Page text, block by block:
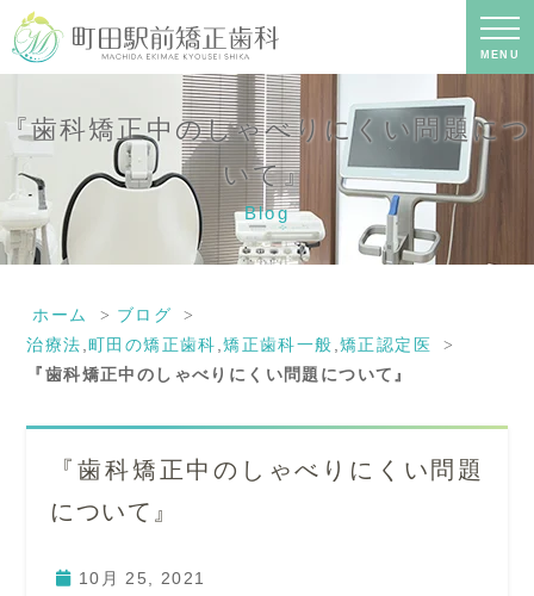
MENU
『歯科矯正中のしゃべりにくい問題に
ついて』｜町田の矯正歯科専門の歯科
医院｜土日診療-町田駅前矯正歯科
『歯科矯正中のしゃべりにくい問題につ
いて』
Blog
ホーム
ブログ
治療法 町田の矯正歯科 ,矯正歯科一般 ,矯正認定医
『歯科矯正中のしゃべりにくい問題について』
『歯科矯正中のしゃべりにくい問題
について』
10月 25, 2021